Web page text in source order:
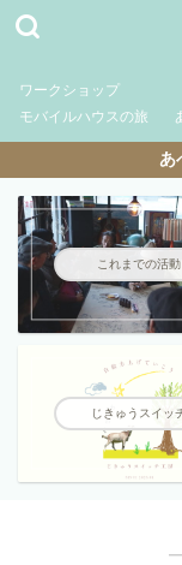
ワークショップ
モバイルハウスの旅
あ
これまでの活動
じきゅうスイッ